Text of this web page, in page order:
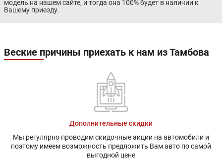
модель на нашем сайте, и тогда она 100% будет в наличии к
Вашему приезду.
Веские причины приехать к нам из Тамбова
Дополнительные скидки
Мы регулярно проводим скидочные акции на автомобили и
поэтому имеем возможность предложить Вам авто по самой
выгодной цене